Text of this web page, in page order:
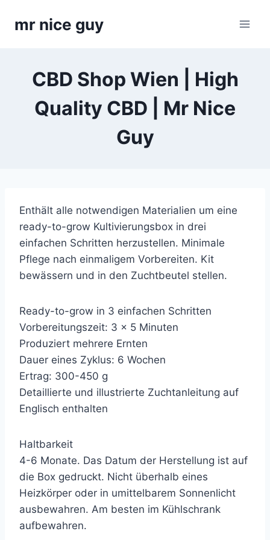
mr nice guy
CBD Shop Wien | High
Quality CBD | Mr Nice
Guy
Enthält alle notwendigen Materialien um eine
ready-to-grow Kultivierungsbox in drei
einfachen Schritten herzustellen. Minimale
Pflege nach einmaligem Vorbereiten. Kit
bewässern und in den Zuchtbeutel stellen.
Ready-to-grow in 3 einfachen Schritten
Vorbereitungszeit: 3 x 5 Minuten
Produziert mehrere Ernten
Dauer eines Zyklus: 6 Wochen
Ertrag: 300-450 g
Detaillierte und illustrierte Zuchtanleitung auf
Englisch enthalten
Haltbarkeit
4-6 Monate. Das Datum der Herstellung ist auf
die Box gedruckt. Nicht überhalb eines
Heizkörper oder in umittelbarem Sonnenlicht
ausbewahren. Am besten im Kühlschrank
aufbewahren.